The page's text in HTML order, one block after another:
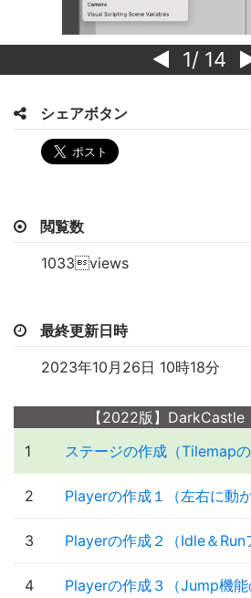
1/ 14
シェアボタン
閲覧数
1033views
最終更新日時
2023年10月26日 10時18分
【2022版】DarkCastle
1
ステージの作成（Tilemapの
2 Playerの作成１（左右に動か
3 Playerの作成２（Idle＆Run
4 Playerの作成３（Jump機能